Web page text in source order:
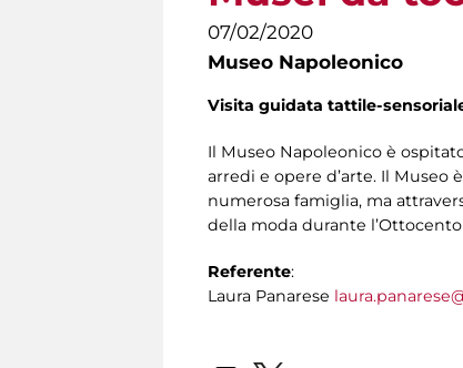
07/02/2020
Museo Napoleonico
Visita guidata tattile-
Il Museo Napoleonico è
arredi e opere d’arte. Il
numerosa famiglia, ma
della moda durante
Referente:
Laura Panarese